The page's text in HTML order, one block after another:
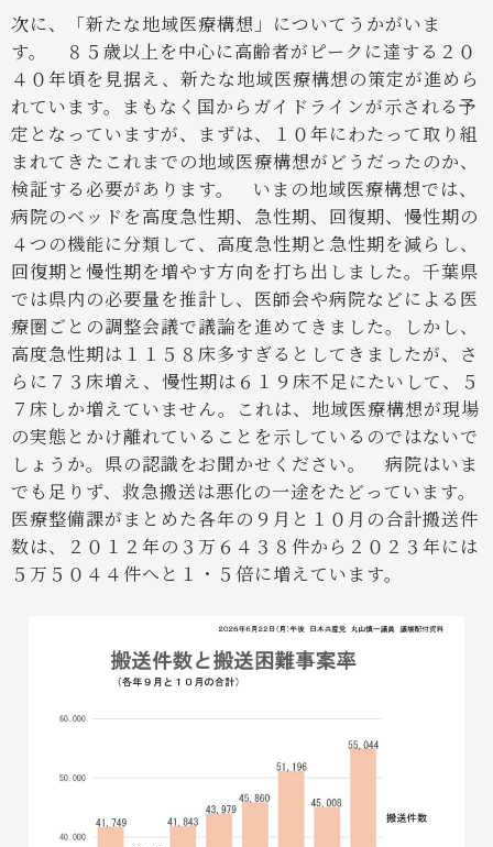
次に、「新たな地域医療構想」についてうかがいま
す。
８５歳以上を中心に高齢者がピークに達する２０
４０年頃を見据え、新たな地域医療構想の策定が進めら
れています。まもなく国からガイドラインが示される予
定となっていますが、まずは、１０年にわたって取り組
まれてきたこれまでの地域医療構想がどうだったのか、
検証する必要があります。
いまの地域医療構想では、
病院のベッドを高度急性期、急性期、回復期、慢性期の
４つの機能に分類して、高度急性期と急性期を減らし、
回復期と慢性期を増やす方向を打ち出しました。千葉県
では県内の必要量を推計し、医師会や病院などによる医
療圏ごとの調整会議で議論を進めてきました。しかし、
高度急性期は１１５８床多すぎるとしてきましたが、さ
らに７３床増え、慢性期は６１９床不足にたいして、５
７床しか増えていません。これは、地域医療構想が現場
の実態とかけ離れていることを示しているのではないで
しょうか。県の認識をお聞かせください。
病院はいま
でも足りず、救急搬送は悪化の一途をたどっています。
医療整備課がまとめた各年の９月と１０月の合計搬送件
数は、２０１２年の３万６４３８件から２０２３年には
５万５０４４件へと１・５倍に増えています。